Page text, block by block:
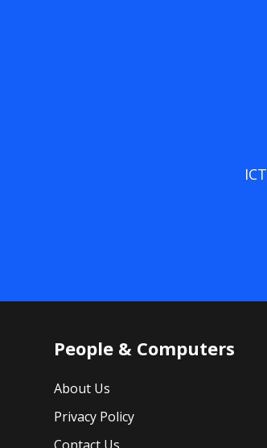
People & Computers
About Us
Privacy Policy